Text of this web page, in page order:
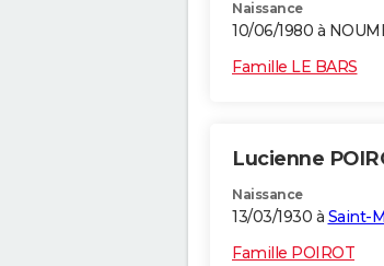
Naissance
10/06/1980 à
Famille LE BARS
Lucienne
Naissance
13/03/1930 à Saint-
Famille POIROT